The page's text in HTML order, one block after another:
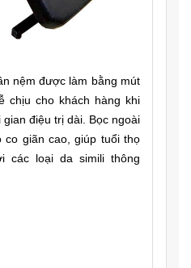
nệm được làm bằng mút
chịu cho khách hàng khi
điệu trị dài. Bọc ngoài
giãn cao, giúp tuổi thọ
các loại da simili thông